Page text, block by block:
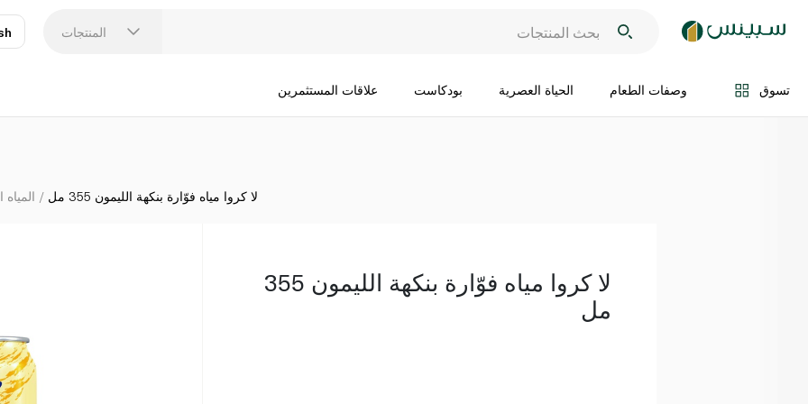
المنتجات
تسوق وصفات الطعام الحياة العصرية بودكاست علاقات المستثمرين
اضف الى السلة
المياه لا كروا مياه فوّارة بنكهة الليمون 355 مل
لا كروا مياه فوّارة بنكهة الليمون 355
مل